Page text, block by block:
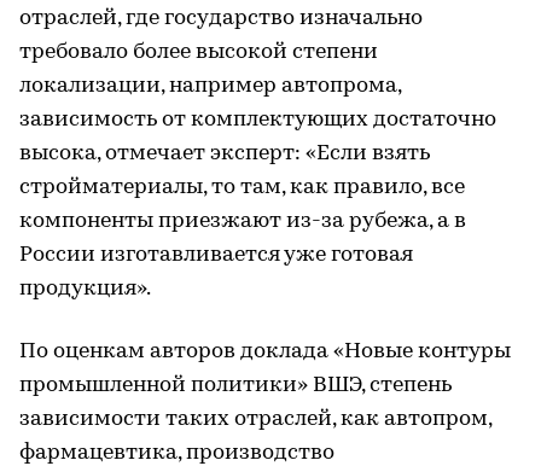
отраслей, где государство изначально
требовало более высокой степени
локализации, например автопрома,
зависимость от комплектующих достаточно
высока, отмечает эксперт: «Если взять
стройматериалы, то там, как правило, все
компоненты приезжают из-за рубежа, а в
России изготавливается уже готовая
продукция».
По оценкам авторов доклада «Новые контуры
промышленной политики» ВШЭ, степень
зависимости таких отраслей, как автопром,
фармацевтика, производство